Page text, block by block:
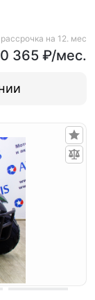
рассрочка на 12. мес
365 ₽/мес.